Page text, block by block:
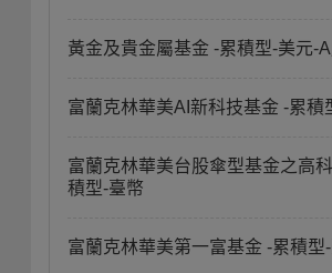
黃金及貴金屬基金 -累積型-美元-
富蘭克林華美AI新科技基金 -累積
富蘭克林華美台股傘型基金之高
積型-臺幣
富蘭克林華美第一富基金 -累積型